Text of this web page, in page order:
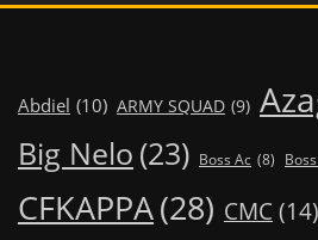
Abdiel (10) ARMY SQUAD (9)
Big Nelo (23) Boss Ac (8)
CFKAPPA(28) CMC (14)